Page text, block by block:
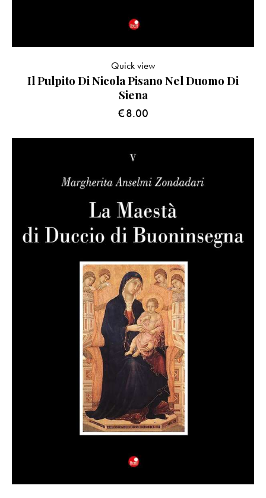
Il Pulpito Di Nicola Pisano Nel Duomo Di
Siena
€8.00
Quick view